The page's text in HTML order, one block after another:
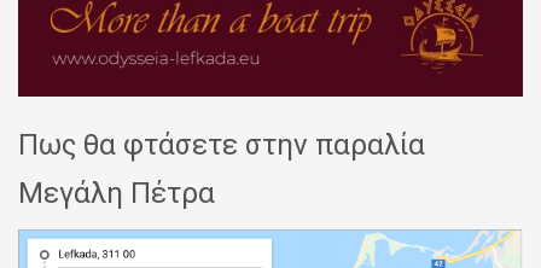
Πως θα φτάσετε στην παραλία
Μεγάλη Πέτρα